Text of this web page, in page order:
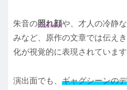
朱音の照れ顔や、才人の冷静
みなど、原作の文章では伝え
化が視覚的に表現されています
演出面でも、 ギャグシーンの